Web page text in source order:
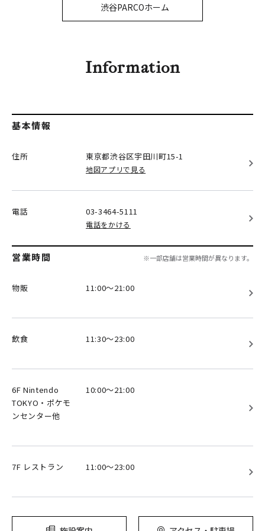
渋谷PARCOホーム
Information
基本情報
住所 東京都渋谷区宇田川町15-1
地図アプリで見る
電話 03-3464-5111
電話をかける
営業時間 ※一部店舗は営業時間が異なります。
物販 11:00～21:00
飲食 11:30～23:00
6F Nintendo
TOKYO・ポケモ
ンセンター他
10:00～21:00
7F レストラン 11:00～23:00